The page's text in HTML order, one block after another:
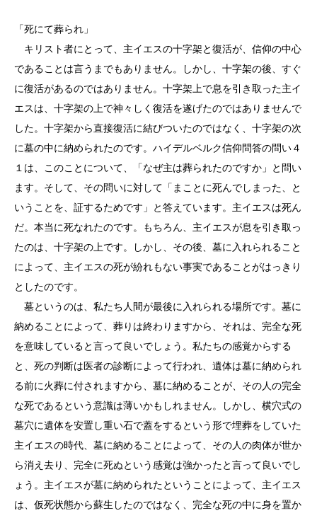
「死にて葬られ」
キリスト者にとって、主イエスの十字架と復活が、信仰の中心
であることは言うまでもありません。しかし、十字架の後、すぐ
に復活があるのではありません。十字架上で息を引き取った主イ
エスは、十字架の上で神々しく復活を遂げたのではありませんで
した。十字架から直接復活に結びついたのではなく、十字架の次
に墓の中に納められたのです。ハイデルベルク信仰問答の問い４
１は、このことについて、「なぜ主は葬られたのですか」と問い
ます。そして、その問いに対して「まことに死んでしまった、と
いうことを、証するためです」と答えています。主イエスは死ん
だ。本当に死なれたのです。もちろん、主イエスが息を引き取っ
たのは、十字架の上です。しかし、その後、墓に入れられること
によって、主イエスの死が紛れもない事実であることがはっきり
としたのです。
墓というのは、私たち人間が最後に入れられる場所です。墓に
納めることによって、葬りは終わりますから、それは、完全な死
を意味していると言って良いでしょう。私たちの感覚からする
と、死の判断は医者の診断によって行われ、遺体は墓に納められ
る前に火葬に付されますから、墓に納めることが、その人の完全
な死であるという意識は薄いかもしれません。しかし、横穴式の
墓穴に遺体を安置し重い石で蓋をするという形で埋葬をしていた
主イエスの時代、墓に納めることによって、その人の肉体が世か
ら消え去り、完全に死ぬという感覚は強かったと言って良いでし
ょう。主イエスが墓に納められたということによって、主イエス
は、仮死状態から蘇生したのではなく、完全な死の中に身を置か